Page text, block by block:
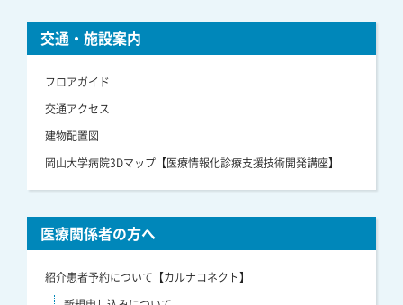
交通・施設案内
フロアガイド
交通アクセス
建物配置図
岡山大学病院3Dマップ【医療情報化診療支援技術開発講座】
医療関係者の方へ
紹介患者予約について【カルナコネクト】